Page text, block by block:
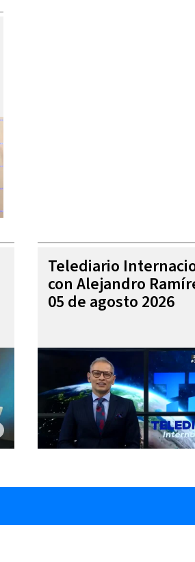
Telediario
con Alejandro
05 de agosto 2026